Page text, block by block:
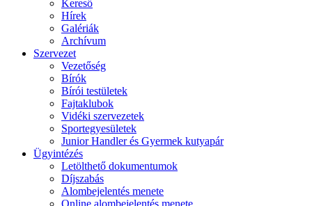
Kereső
Hírek
Galériák
Archívum
Szervezet
Vezetőség
Bírók
Bírói testületek
Fajtaklubok
Vidéki szervezetek
Sportegyesületek
Junior Handler és Gyermek kutyapár
Ügyintézés
Letölthető dokumentumok
Díjszabás
Alombejelentés menete
Online alombejelentés menete